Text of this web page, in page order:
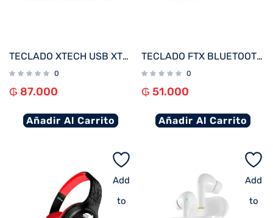
TECLADO XTECH USB XTK-M401IM IRON MAN ESP/ROJO/MULTIMEDIA
0
₲ 87.000
Añadir Al Carrito
TECLADO FTX BLUETOOTH FTXB1000 ULTRA SLIM ESP/ROSA
0
₲ 51.000
Añadir Al Carrito
Add
to
Add
to